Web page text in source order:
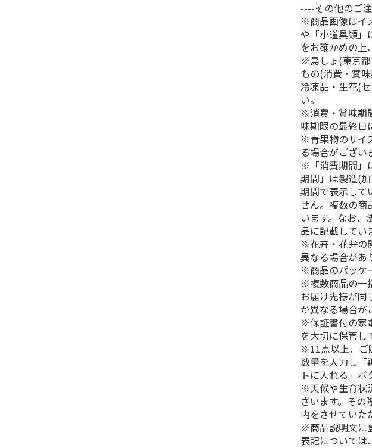
----その他のご
※商品画像はイ
や「小道具類」
をお確かめの上
※島しょ(東京
もの(消費・賞
冷凍品・生花(
い。
※消費・賞味期
味期限の最終日
※青果物のサイ
る場合がござい
※「消費期間」
期間」は製造(
期間で表示して
せん。複数の商
います。なお、
品に記載してい
※花卉・花弁の
異なる場合があ
※商品のパッケ
※複数商品の一
お届け先様が同
が異なる場合が
※保証書付の家
を大切に保管し
※11点以上、ご
数量を入力し「
トに入れる」ボ
※天候や生育状
ざいます。その
内をさせていた
※商品説明文に
表記については